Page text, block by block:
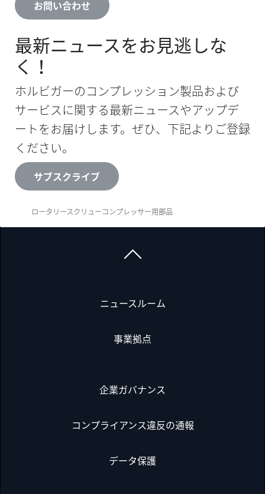
お問い合わせ
最新ニュースをお見逃しな
く！
ホルビガーのコンプレッション製品および
サービスに関する最新ニュースやアップデ
ートをお届けします。ぜひ、下記よりご登録
ください。
サブスクライブ
ロータリースクリューコンプレッサー用部品
ニュースルーム
事業拠点
企業ガバナンス
コンプライアンス違反の通報
データ保護